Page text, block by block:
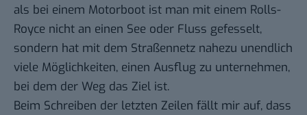
als bei einem Motorboot ist man mit einem Rolls-
Royce nicht an einen See oder Fluss gefesselt,
sondern hat mit dem Straßennetz nahezu unendlich
viele Möglichkeiten, einen Ausflug zu unternehmen,
bei dem der Weg das Ziel ist.
Beim Schreiben der letzten Zeilen fällt mir auf, dass